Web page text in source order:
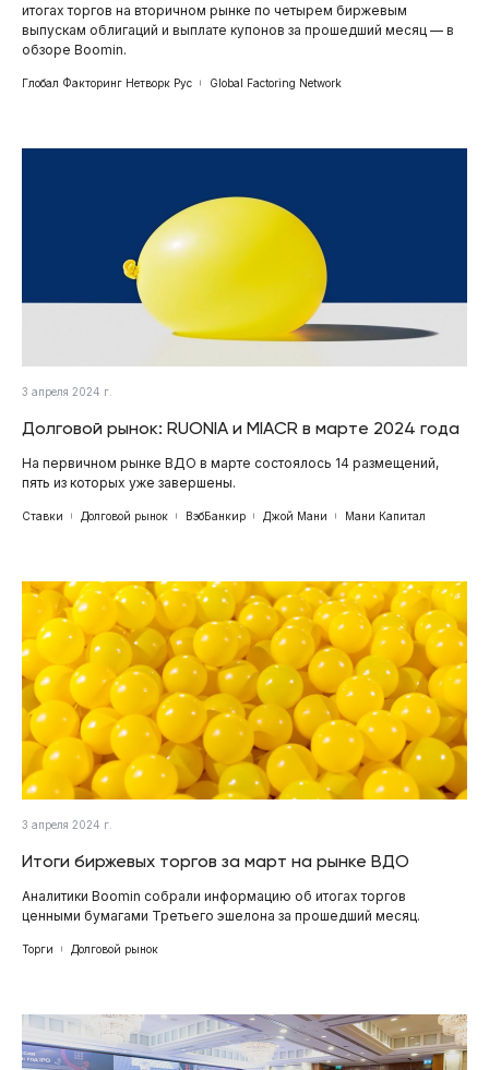
итогах торгов на вторичном рынке по четырем биржевым
выпускам облигаций и выплате купонов за прошедший месяц — в
обзоре Boomin.
Глобал Факторинг Нетворк Рус Global Factoring Network
3 апреля 2024 г.
Долговой рынок: RUONIA и MIACR в марте 2024 года
На первичном рынке ВДО в марте состоялось 14 размещений,
пять из которых уже завершены.
Ставки Долговой рынок ВэбБанкир Джой Мани Мани Капитал
3 апреля 2024 г.
Итоги биржевых торгов за март на рынке ВДО
Аналитики Boomin собрали информацию об итогах торгов
ценными бумагами Третьего эшелона за прошедший месяц.
Торги Долговой рынок